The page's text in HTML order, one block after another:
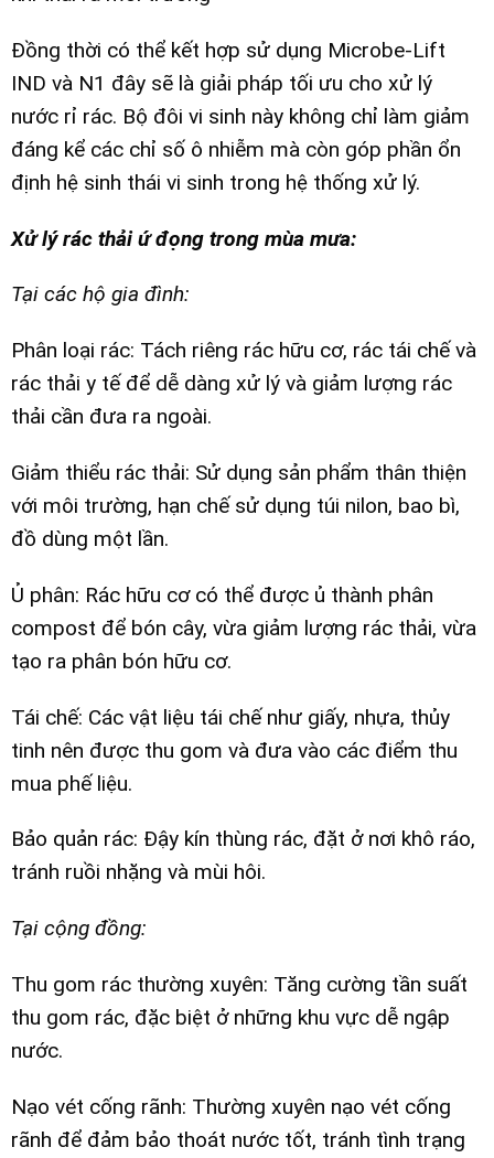
Đồng thời có thể kết hợp sử dụng Microbe-Lift
IND và N1 đây sẽ là giải pháp tối ưu cho xử lý
nước rỉ rác. Bộ đôi vi sinh này không chỉ làm giảm
đáng kể các chỉ số ô nhiễm mà còn góp phần ổn
định hệ sinh thái vi sinh trong hệ thống xử lý.
Xử lý rác thải ứ đọng trong mùa mưa:
Tại các hộ gia đình:
Phân loại rác: Tách riêng rác hữu cơ, rác tái chế và
rác thải y tế để dễ dàng xử lý và giảm lượng rác
thải cần đưa ra ngoài.
Giảm thiểu rác thải: Sử dụng sản phẩm thân thiện
với môi trường, hạn chế sử dụng túi nilon, bao bì,
đồ dùng một lần.
Ủ phân: Rác hữu cơ có thể được ủ thành phân
compost để bón cây, vừa giảm lượng rác thải, vừa
tạo ra phân bón hữu cơ.
Tái chế: Các vật liệu tái chế như giấy, nhựa, thủy
tinh nên được thu gom và đưa vào các điểm thu
mua phế liệu.
Bảo quản rác: Đậy kín thùng rác, đặt ở nơi khô ráo,
tránh ruồi nhặng và mùi hôi.
Tại cộng đồng:
Thu gom rác thường xuyên: Tăng cường tần suất
thu gom rác, đặc biệt ở những khu vực dễ ngập
nước.
Nạo vét cống rãnh: Thường xuyên nạo vét cống
rãnh để đảm bảo thoát nước tốt, tránh tình trạng